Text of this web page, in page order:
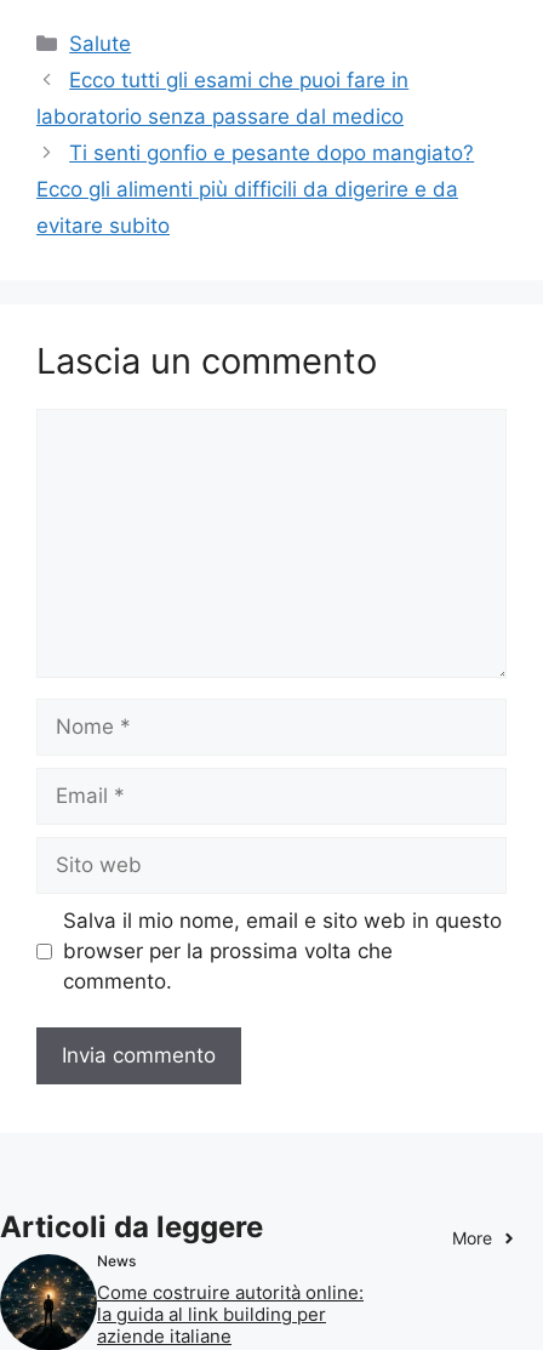
Categorie
Salute
Ecco tutti gli esami che puoi fare in
laboratorio senza passare dal medico
Ti senti gonfio e pesante dopo mangiato?
Ecco gli alimenti più difficili da digerire e da
evitare subito
Lascia un commento
web
Salva il mio nome, email e sito web in questo
browser per la prossima volta che
commento.
Articoli da leggere More
News
Come costruire autorità online:
la guida al link building per
aziende italiane